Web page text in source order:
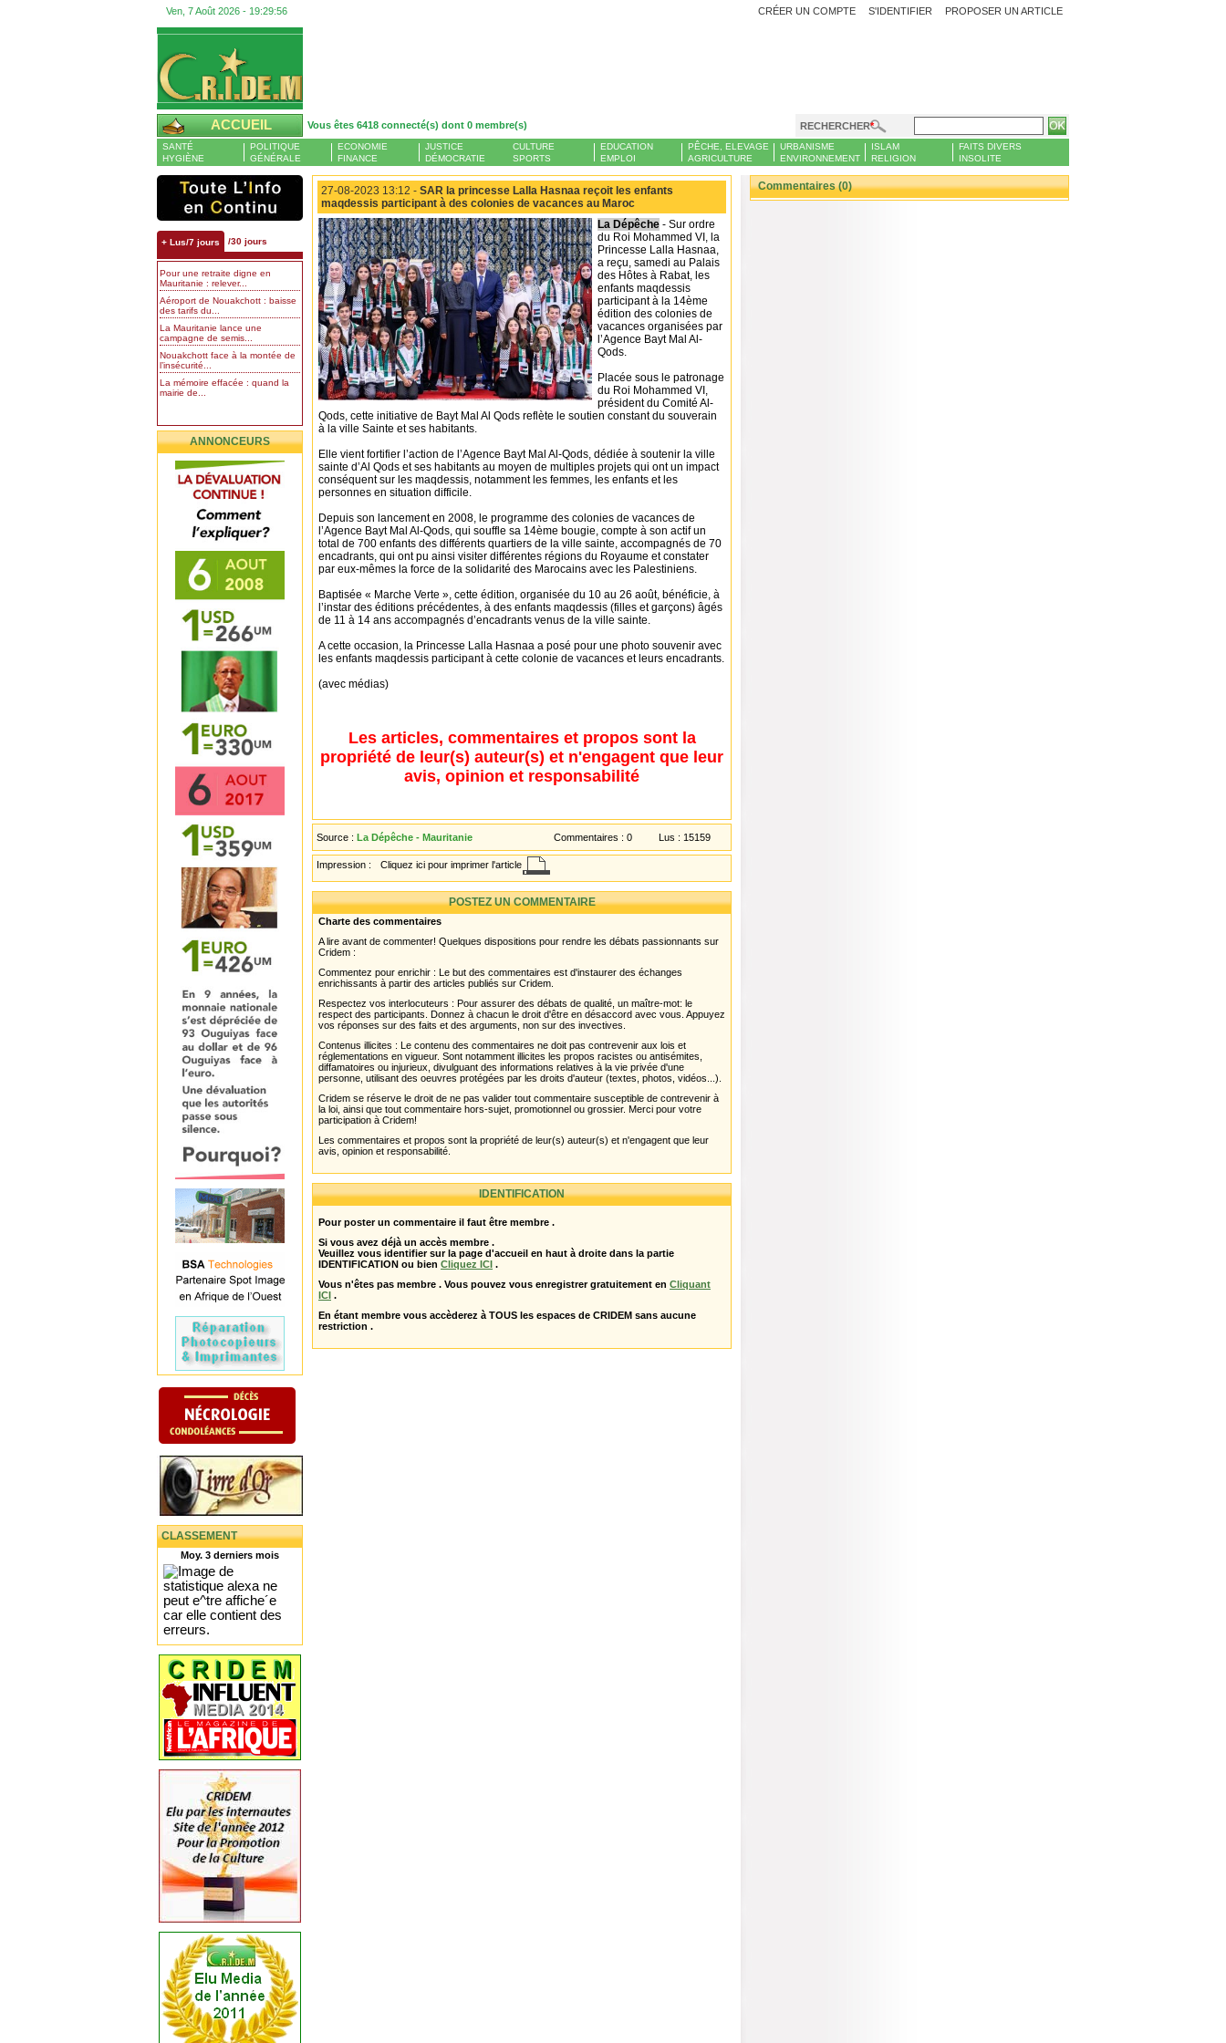
Ven, 7 Août 2026 - 19:29:57 PROPOSER UN ARTICLE
CRÉER UN COMPTE S'IDENTIFIER
ACCUEIL Vous êtes 6418 connecté(s) dont 0 membre(s) RECHERCHER
SANTÉ
HYGIÈNE
POLITIQUE
GÉNÉRALE
ECONOMIE
FINANCE
JUSTICE
DÉMOCRATIE
CULTURE
SPORTS
EDUCATION
EMPLOI
PÊCHE, ELEVAGE
AGRICULTURE
URBANISME
ENVIRONNEMENT
ISLAM
RELIGION
FAITS DIVERS
INSOLITE
+ Lus/7 jours /30 jours
Pour une retraite digne en
Mauritanie : relever...
Aéroport de Nouakchott : baisse
des tarifs du...
La Mauritanie lance une
campagne de semis...
Nouakchott face à la montée de
l’insécurité...
La mémoire effacée : quand la
mairie de...
ANNONCEURS
CLASSEMENT
Moy. 3 derniers mois
27-08-2023 13:12 - SAR la princesse Lalla Hasnaa reçoit les enfants
maqdessis participant à des colonies de vacances au Maroc
La Dépêche - Sur ordre
du Roi Mohammed VI, la
Princesse Lalla Hasnaa,
a reçu, samedi au Palais
des Hôtes à Rabat, les
enfants maqdessis
participant à la 14ème
édition des colonies de
vacances organisées par
l’Agence Bayt Mal Al-
Qods.
Placée sous le patronage
du Roi Mohammed VI,
président du Comité Al-
Qods, cette initiative de Bayt Mal Al Qods reflète le soutien constant du souverain
à la ville Sainte et ses habitants.
Elle vient fortifier l’action de l’Agence Bayt Mal Al-Qods, dédiée à soutenir la ville
sainte d’Al Qods et ses habitants au moyen de multiples projets qui ont un impact
conséquent sur les maqdessis, notamment les femmes, les enfants et les
personnes en situation difficile.
Depuis son lancement en 2008, le programme des colonies de vacances de
l’Agence Bayt Mal Al-Qods, qui souffle sa 14ème bougie, compte à son actif un
total de 700 enfants des différents quartiers de la ville sainte, accompagnés de 70
encadrants, qui ont pu ainsi visiter différentes régions du Royaume et constater
par eux-mêmes la force de la solidarité des Marocains avec les Palestiniens.
Baptisée « Marche Verte », cette édition, organisée du 10 au 26 août, bénéficie, à
l’instar des éditions précédentes, à des enfants maqdessis (filles et garçons) âgés
de 11 à 14 ans accompagnés d’encadrants venus de la ville sainte.
A cette occasion, la Princesse Lalla Hasnaa a posé pour une photo souvenir avec
les enfants maqdessis participant à cette colonie de vacances et leurs encadrants.
(avec médias)
Les articles, commentaires et propos sont la
propriété de leur(s) auteur(s) et n'engagent que leur
avis, opinion et responsabilité
Source : La Dépêche - Mauritanie Commentaires : 0 Lus : 15159
Impression : Cliquez ici pour imprimer l'article
POSTEZ UN COMMENTAIRE
Charte des commentaires
A lire avant de commenter! Quelques dispositions pour rendre les débats passionnants sur
Cridem :
Commentez pour enrichir : Le but des commentaires est d'instaurer des échanges
enrichissants à partir des articles publiés sur Cridem.
Respectez vos interlocuteurs : Pour assurer des débats de qualité, un maître-mot: le
respect des participants. Donnez à chacun le droit d'être en désaccord avec vous. Appuyez
vos réponses sur des faits et des arguments, non sur des invectives.
Contenus illicites : Le contenu des commentaires ne doit pas contrevenir aux lois et
réglementations en vigueur. Sont notamment illicites les propos racistes ou antisémites,
diffamatoires ou injurieux, divulguant des informations relatives à la vie privée d'une
personne, utilisant des oeuvres protégées par les droits d'auteur (textes, photos, vidéos...).
Cridem se réserve le droit de ne pas valider tout commentaire susceptible de contrevenir à
la loi, ainsi que tout commentaire hors-sujet, promotionnel ou grossier. Merci pour votre
participation à Cridem!
Les commentaires et propos sont la propriété de leur(s) auteur(s) et n'engagent que leur
avis, opinion et responsabilité.
IDENTIFICATION
Pour poster un commentaire il faut être membre .
Si vous avez déjà un accès membre .
Veuillez vous identifier sur la page d'accueil en haut à droite dans la partie
IDENTIFICATION ou bien Cliquez ICI .
Vous n'êtes pas membre . Vous pouvez vous enregistrer gratuitement en Cliquant
ICI .
En étant membre vous accèderez à TOUS les espaces de CRIDEM sans aucune
restriction .
Commentaires (0)